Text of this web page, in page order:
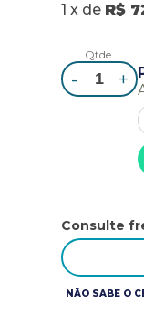
1 x de R$
Qtde.
- +
Consulte
NÃO SABE O